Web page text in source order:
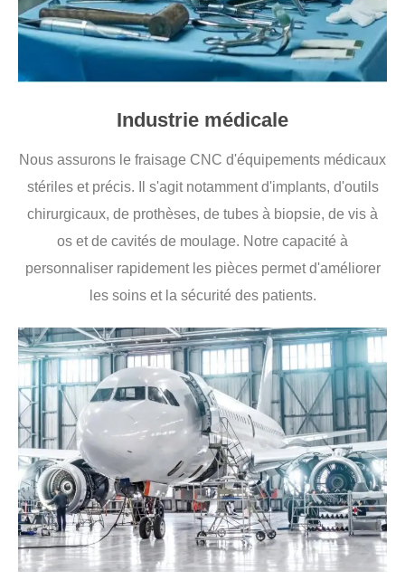
Industrie médicale
Nous assurons le fraisage CNC d'équipements médicaux
stériles et précis. Il s'agit notamment d'implants, d'outils
chirurgicaux, de prothèses, de tubes à biopsie, de vis à
os et de cavités de moulage. Notre capacité à
personnaliser rapidement les pièces permet d'améliorer
les soins et la sécurité des patients.